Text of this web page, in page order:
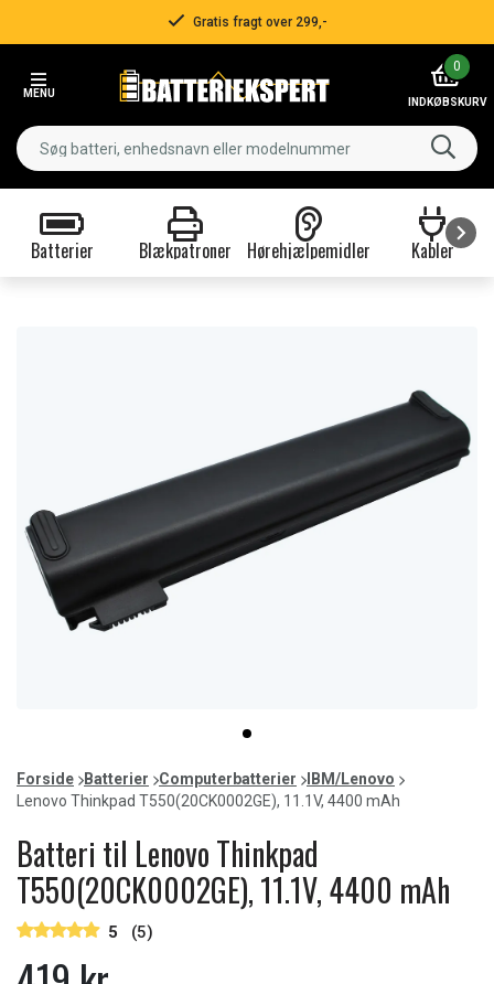
Gratis fragt over 299,-
MENU
0
INDKØBSKURV
Batterier Blækpatroner Hørehjælpemidler Kabler
item
0
of
1
Forside Batterier Computerbatterier
IBM/Lenovo
Lenovo Thinkpad T550(20CK0002GE), 11.1V, 4400 mAh
Batteri til Lenovo Thinkpad
T550(20CK0002GE), 11.1V, 4400 mAh
5 (5)